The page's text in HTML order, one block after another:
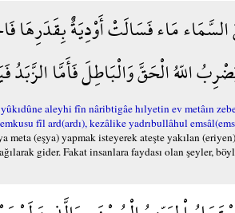
مَاء فَسَالَتْ أَوْدِيَةٌ بِقَدَرِهَا
اللّهُ الْحَقَّ وَالْبَاطِلَ فَأَمَّا
aleyhi fîn nâribtigâe hılyetin ev metâın
fîl ard(ardı), kezâlike yadrıbullâhul
(eşya) yapmak isteyerek ateşte yakılan
gider. Fakat insanlara faydası olan şeyler,